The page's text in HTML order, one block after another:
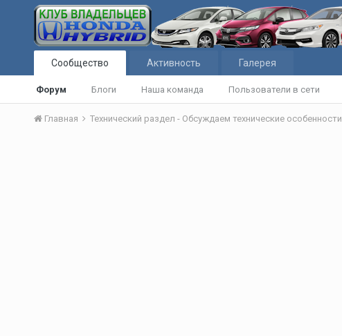
Сообщество
Форум Блоги Наша команда Пользователи в сети
Активность Галерея
Главная Технический раздел - Обсуждаем технические особенности